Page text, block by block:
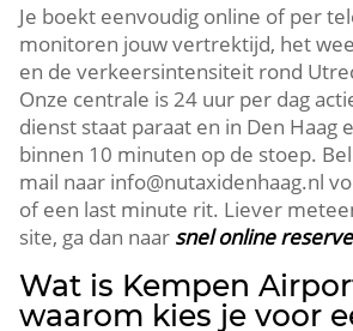
Je boekt eenvoudig online of per
monitoren jouw vertrektijd, het
en de verkeersintensiteit rond
Onze centrale is 24 uur per dag
dienst staat paraat en in Den Haag
binnen 10 minuten op de stoep.
mail naar info@nutaxidenhaag.nl
of een last minute rit. Liever
site, ga dan naar snel online
Wat is Kempen
waarom kies je voor